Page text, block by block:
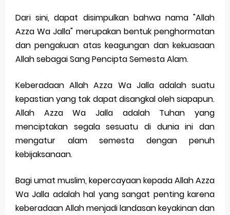
Dari sini, dapat disimpulkan bahwa nama "Allah
Azza Wa Jalla" merupakan bentuk penghormatan
dan pengakuan atas keagungan dan kekuasaan
Allah sebagai Sang Pencipta Semesta Alam.
Keberadaan Allah Azza Wa Jalla adalah suatu
kepastian yang tak dapat disangkal oleh siapapun.
Allah Azza Wa Jalla adalah Tuhan yang
menciptakan segala sesuatu di dunia ini dan
mengatur alam semesta dengan penuh
kebijaksanaan.
Bagi umat muslim, kepercayaan kepada Allah Azza
Wa Jalla adalah hal yang sangat penting karena
keberadaan Allah menjadi landasan keyakinan dan